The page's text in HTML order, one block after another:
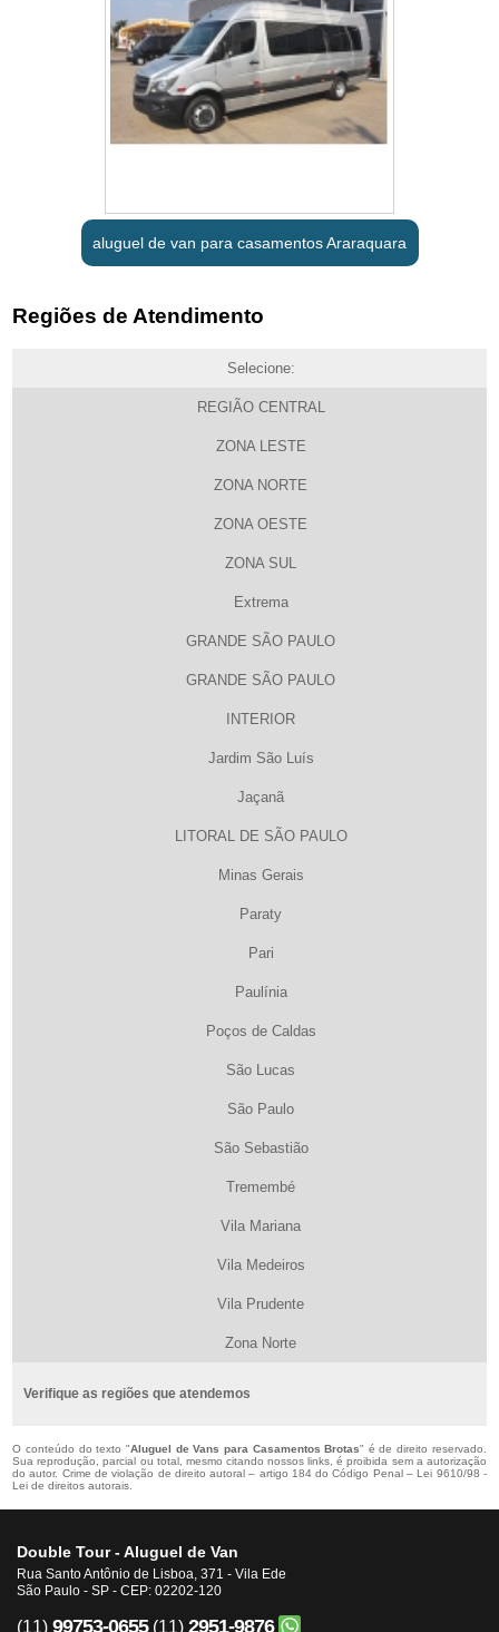
aluguel de van para casamentos Araraquara
Regiões de Atendimento
Selecione:
REGIÃO CENTRAL
ZONA LESTE
ZONA NORTE
ZONA OESTE
ZONA SUL
Extrema
GRANDE SÃO PAULO
GRANDE SÃO PAULO
INTERIOR
Jardim São Luís
Jaçanã
LITORAL DE SÃO PAULO
Minas Gerais
Paraty
Pari
Paulínia
Poços de Caldas
São Lucas
São Paulo
São Sebastião
Tremembé
Vila Mariana
Vila Medeiros
Vila Prudente
Zona Norte
Verifique as regiões que atendemos
O conteúdo do texto "Aluguel de Vans para Casamentos Brotas" é de direito reservado.
Sua reprodução, parcial ou total, mesmo citando nossos links, é proibida sem a autorização
do autor. Crime de violação de direito autoral – artigo 184 do Código Penal –Lei 9610/98 -
Lei de direitos autorais
Double Tour - Aluguel de Van
Rua Santo Antônio de Lisboa, 371 - Vila Ede
São Paulo - SP - CEP: 02202-120
(11) 99753-0655 (11) 2951-9876